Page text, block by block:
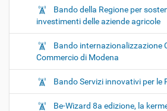
Bando della Regione per
investimenti delle aziende agricole
Bando internazionalizzazione
Commercio di Modena
Bando Servizi innovativi per le
Be-Wizard 8a edizione, la